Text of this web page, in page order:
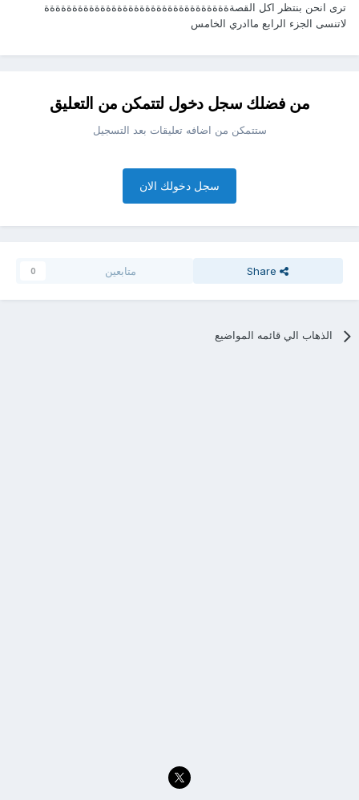
ترى انحن بنتظر اكل القصةةةةةةةةةةةةةةةةةةةةةةةةةةةةةةةةةة
لاتنسى الجزء الرابع ماادري الخامس
من فضلك سجل دخول لتتمكن من التعليق
ستتمكن من اضافه تعليقات بعد التسجيل
سجل دخولك الان
Share متابعين 0
الذهاب الي قائمه المواضيع